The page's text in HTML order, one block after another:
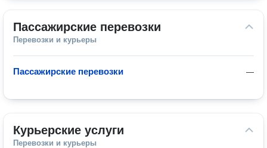
Пассажирские перевозки
Перевозки и курьеры
—
Пассажирские перевозки
Курьерские услуги
Перевозки и курьеры